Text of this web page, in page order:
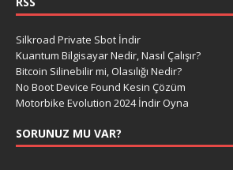
Silkroad Private Sbot İndir
Kuantum Bilgisayar Nedir, Nasıl Çalışır?
Bitcoin Silinebilir mi, Olasılığı Nedir?
No Boot Device Found Kesin Çözüm
Motorbike Evolution 2024 İndir Oyna
SORUNUZ MU VAR?